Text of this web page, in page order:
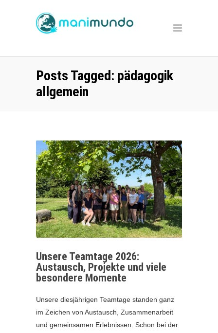
Posts Tagged: pädagogik
allgemein
Unsere Teamtage 2026:
Austausch, Projekte und viele
besondere Momente
Unsere diesjährigen Teamtage standen ganz
im Zeichen von Austausch, Zusammenarbeit
und gemeinsamen Erlebnissen. Schon bei der